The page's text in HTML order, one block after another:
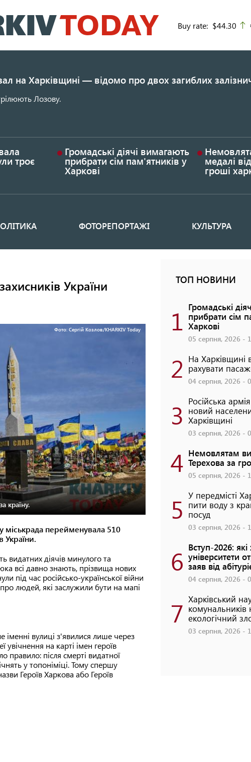
до
основного
Buy rate: $44.30
на Харківщині — відомо про двох загиблих
Лозову.
троє
Громадські діячі вимагають
прибрати сім пам'ятників у
Харкові
медалі
гроші
ФОТОРЕПОРТАЖІ КУЛЬТУРА
України
Фото: Сергій Козлов/KHARKIV Today
країну.
міськрада перейменувала 510
України.
видатних діячів минулого та
всі давно знають, прізвища нових
під час російсько-української війни
людей, які заслужили бути на мапі
іменні вулиці з'явилися лише через
на карті імен героїв
правило: після смерті видатної
у топоніміці. Тому спершу
Героїв Харкова або Героїв
ТОП НОВИНИ
1 Громадські
прибрати сім
Харкові
05 серпня, 2026 -
2 На Харківщині
рахувати
04 серпня, 2026 -
3 Російська
новий
Харківщині
03 серпня, 2026 -
4 Немовлятам
Терехова за
05 серпня, 2026 -
5 У передмісті
пити воду з
посуд
03 серпня, 2026 -
6 Вступ-2026: які
університети
заяв від
04 серпня, 2026 -
7 Харківський
комунальників
екологічний
03 серпня, 2026 -